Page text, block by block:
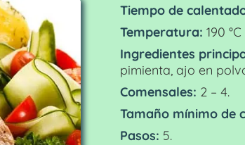
Tiempo de
Temperatura: 190
Ingredientes
pimienta, ajo en
Comensales: 2 – 4.
Tamaño mínimo de
Pasos: 5.